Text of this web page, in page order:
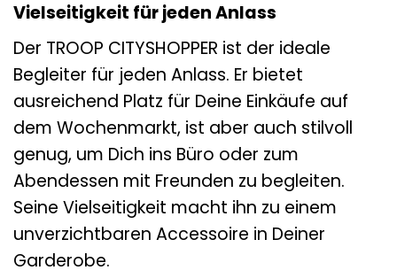
Vielseitigkeit für jeden Anlass
Der TROOP CITYSHOPPER ist der ideale
Begleiter für jeden Anlass. Er bietet
ausreichend Platz für Deine Einkäufe auf
dem Wochenmarkt, ist aber auch stilvoll
genug, um Dich ins Büro oder zum
Abendessen mit Freunden zu begleiten.
Seine Vielseitigkeit macht ihn zu einem
unverzichtbaren Accessoire in Deiner
Garderobe.